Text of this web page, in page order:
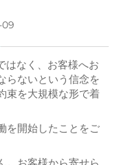
09
はなく、お客様へお
らないという信念を
束を大規模な形で着
を開始したことをご